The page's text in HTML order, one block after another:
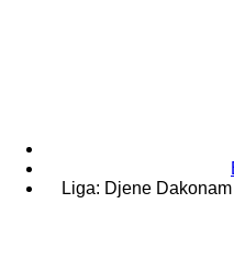
Liga: Djene